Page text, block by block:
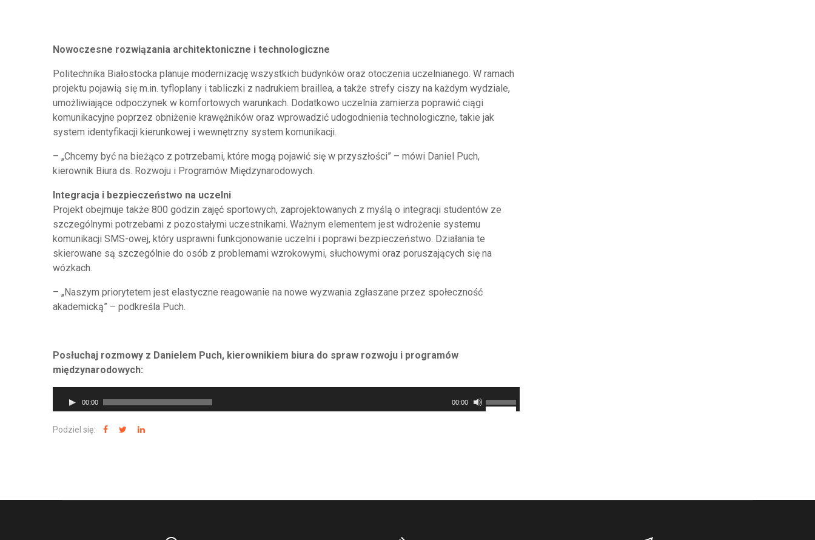
Nowoczesne rozwiązania architektoniczne i technologiczne
Politechnika Białostocka planuje modernizację wszystkich budynków oraz otoczenia uczelnianego. W ramach
projektu pojawią się m.in. tyfloplany i tabliczki z nadrukiem braillea, a także strefy ciszy na każdym wydziale,
umożliwiające odpoczynek w komfortowych warunkach. Dodatkowo uczelnia zamierza poprawić ciągi
komunikacyjne poprzez obniżenie krawężników oraz wprowadzić udogodnienia technologiczne, takie jak
system identyfikacji kierunkowej i wewnętrzny system komunikacji.
– „Chcemy być na bieżąco z potrzebami, które mogą pojawić się w przyszłości” – mówi Daniel Puch,
kierownik Biura ds. Rozwoju i Programów Międzynarodowych.
Integracja i bezpieczeństwo na uczelni
Projekt obejmuje także 800 godzin zajęć sportowych, zaprojektowanych z myślą o integracji studentów ze
szczególnymi potrzebami z pozostałymi uczestnikami. Ważnym elementem jest wdrożenie systemu
komunikacji SMS-owej, który usprawni funkcjonowanie uczelni i poprawi bezpieczeństwo. Działania te
skierowane są szczególnie do osób z problemami wzrokowymi, słuchowymi oraz poruszających się na
wózkach.
– „Naszym priorytetem jest elastyczne reagowanie na nowe wyzwania zgłaszane przez społeczność
akademicką” – podkreśla Puch.
Posłuchaj rozmowy z Danielem Puch, kierownikiem biura do spraw rozwoju i programów
międzynarodowych:
plików
dźwiękowych
00:00 00:00
Używaj
strzałek
lub
Podziel się: